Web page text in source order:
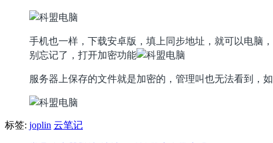
手机也一样，下载安卓版，填上同步地址，就可以电脑
别忘记了，打开加密功能
服务器上保存的文件就是加密的，管理叫也无法看到，
标签: joplin 云笔记